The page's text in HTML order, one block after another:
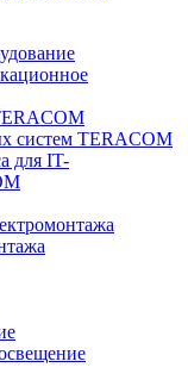
систем TERACOM
для IT-